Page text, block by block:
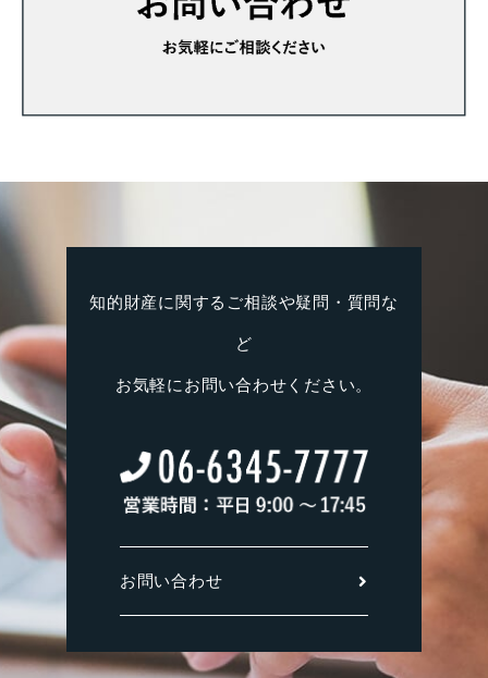
知的財産に関するご相談や疑問・質問な
ど
お気軽にお問い合わせください。
お問い合わせ